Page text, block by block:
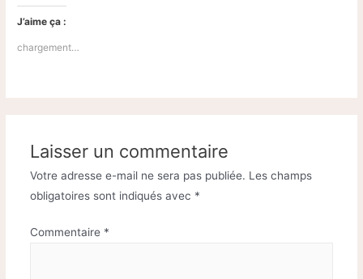
J’aime ça :
chargement…
Laisser un commentaire
Votre adresse e-mail ne sera pas publiée. Les champs
obligatoires sont indiqués avec *
Commentaire *